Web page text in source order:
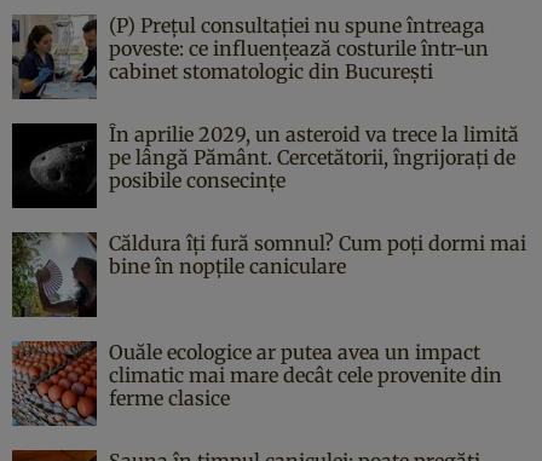
(P) Prețul consultației nu spune întreaga
poveste: ce influențează costurile într-un
cabinet stomatologic din București
În aprilie 2029, un asteroid va trece la limită
pe lângă Pământ. Cercetătorii, îngrijorați de
posibile consecințe
Căldura îți fură somnul? Cum poți dormi mai
bine în nopțile caniculare
Ouăle ecologice ar putea avea un impact
climatic mai mare decât cele provenite din
ferme clasice